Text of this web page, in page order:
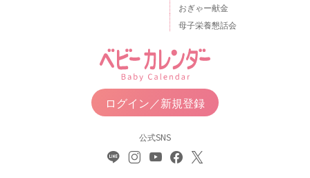
おぎゃー献金
母子栄養懇話会
ログイン／新規登録
公式SNS